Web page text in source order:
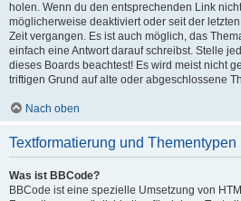
holen. Wenn du den entsprechenden Link
möglicherweise deaktiviert oder seit der
Zeit vergangen. Es ist auch möglich, das
einfach eine Antwort darauf schreibst. Stelle
dieses Boards beachtest! Es wird meist nicht
triftigen Grund auf alte oder abgeschlossene
Nach oben
Textformatierung und Thementypen
Was ist BBCode?
BBCode ist eine spezielle Umsetzung von